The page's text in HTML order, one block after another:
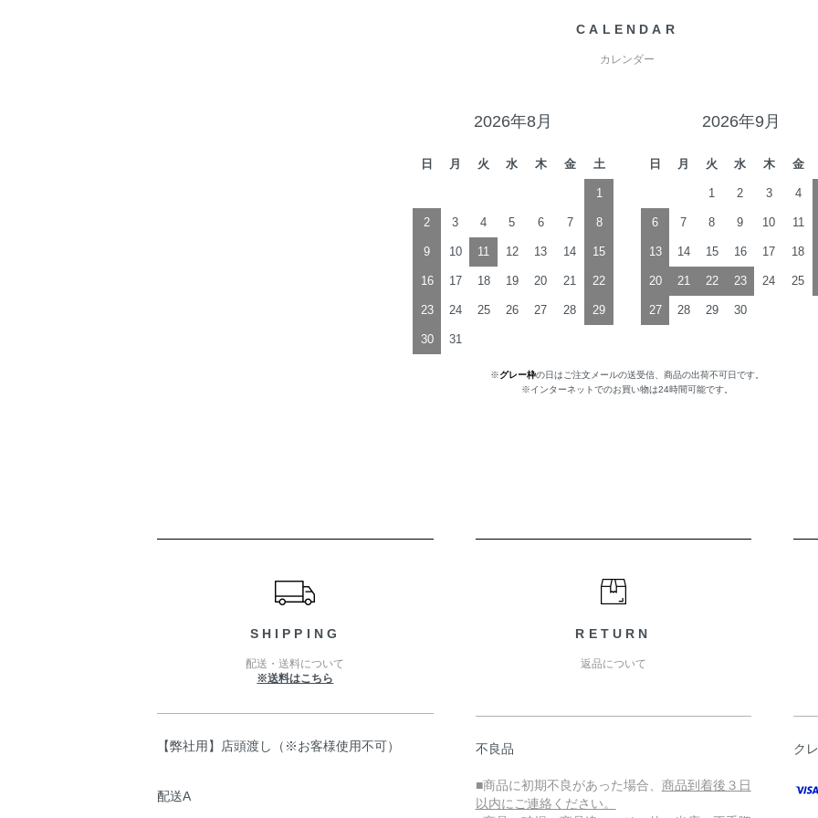
CALENDAR
カレンダー
2026年8月
日 月 火 水 木 金 土
1
2 3 4 5 6 7 8
9 10 11 12 13 14 15
16 17 18 19 20 21 22
23 24 25 26 27 28 29
30 31
2026年9月
日 月 火 水 木 金
1 2 3 4
6 7 8 9 10 11
13 14 15 16 17 18
20 21 22 23 24 25
27 28 29 30
※グレー枠の日はご注文メールの送受信、商品の出荷不可日です。
※インターネットでのお買い物は24時間可能です。
SHIPPING
配送・送料について
※送料はこちら
【弊社用】店頭渡し（※お客様使用不可）
配送A
RETURN
返品について
不良品
■商品に初期不良があった場合、 商品到着後３日
以内にご連絡ください。
ク